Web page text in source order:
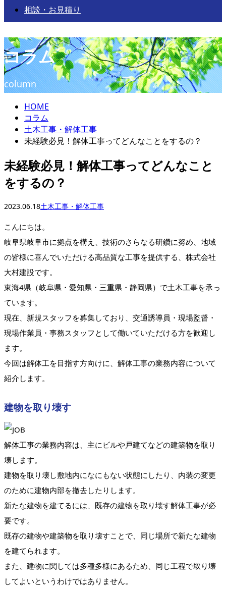
相談・お見積り
コラム
column
HOME
コラム
土木工事・解体工事
未経験必見！解体工事ってどんなことをするの？
未経験必見！解体工事ってどんなこと
をするの？
2023.06.18土木工事・解体工事
こんにちは。
岐阜県岐阜市に拠点を構え、技術のさらなる研鑽に努め、地域
の皆様に喜んでいただける高品質な工事を提供する、株式会社
⼤村建設です。
東海4県（岐阜県・愛知県・三重県・静岡県）で土木工事を承っ
ています。
現在、新規スタッフを募集しており、交通誘導員・現場監督・
現場作業員・事務スタッフとして働いていただける方を歓迎し
ます。
今回は解体工を目指す方向けに、解体工事の業務内容について
紹介します。
建物を取り壊す
解体工事の業務内容は、主にビルや戸建てなどの建築物を取り
壊します。
建物を取り壊し敷地内になにもない状態にしたり、内装の変更
のために建物内部を撤去したりします。
新たな建物を建てるには、既存の建物を取り壊す解体工事が必
要です。
既存の建物や建築物を取り壊すことで、同じ場所で新たな建物
を建てられます。
また、建物に関しては多種多様にあるため、同じ工程で取り壊
してよいというわけではありません。